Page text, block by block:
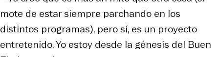
mote de estar siempre parchando en los
distintos programas), pero sí, es un proyecto
entretenido. Yo estoy desde la génesis del Buen